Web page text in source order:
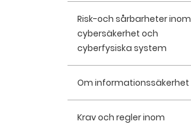
Risk-och sårbarheter inom
cybersäkerhet och
cyberfysiska system
Om informationssäkerhet
Krav och regler inom